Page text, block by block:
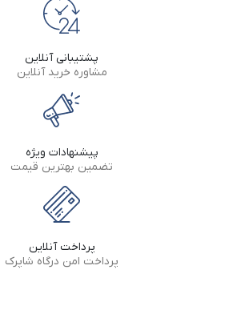
پشتیبانی آنلاین
مشاوره خرید آنلاین
پیشنهادات ویژه
تضمین بهترین قیمت
پرداخت آنلاین
پرداخت امن درگاه شاپرک